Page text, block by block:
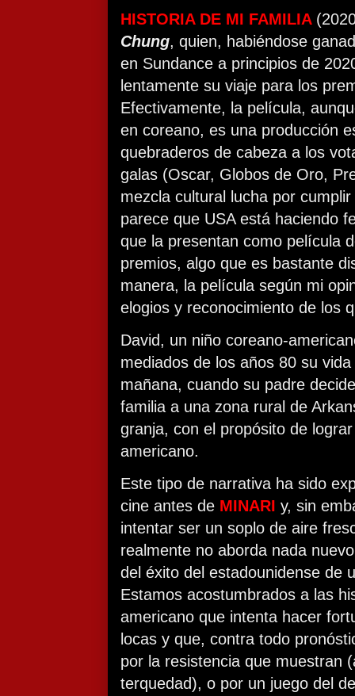
HISTORIA DE MI FAMILIA
Chung, quien, habiéndose
en Sundance a principios de
lentamente su viaje para los
Efectivamente, la película,
en coreano, es una producción
quebraderos de cabeza a los
galas (Oscar, Globos de Oro,
mezcla cultural lucha por
parece que USA está haciendo
que la presentan como película
premios, algo que es bastante
manera, la película según mi
elogios y reconocimiento de los
David, un niño coreano-
mediados de los años 80 su
mañana, cuando su padre
familia a una zona rural de
granja, con el propósito de
americano.
Este tipo de narrativa ha sido
cine antes de MINARI y, sin
intentar ser un soplo de aire
realmente no aborda nada
del éxito del estadounidense de
Estamos acostumbrados a las
americano que intenta hacer
locas y que, contra todo
por la resistencia que muestran
terquedad), o por un juego del